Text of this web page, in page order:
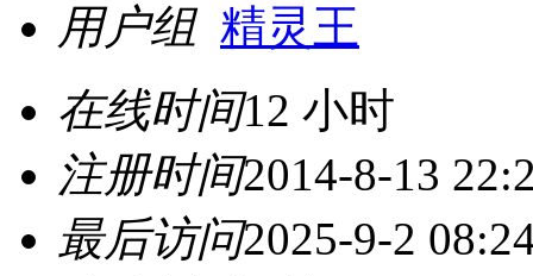
用户组 精灵王
在线时间12 小时
注册时间2014-8-13
最后访问2025-9-2